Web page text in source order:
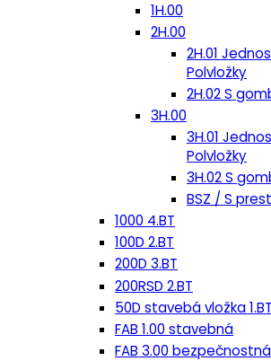
1H.00
2H.00
2H.01
Polvložky
2H.02 S
3H.00
3H.01
Polvložky
3H.02 S
BSZ / S
1000 4.BT
100D 2.BT
200D 3.BT
200RSD 2.BT
50D stavebá vložka 1.BT
FAB 1.00 stavebná
FAB 3.00